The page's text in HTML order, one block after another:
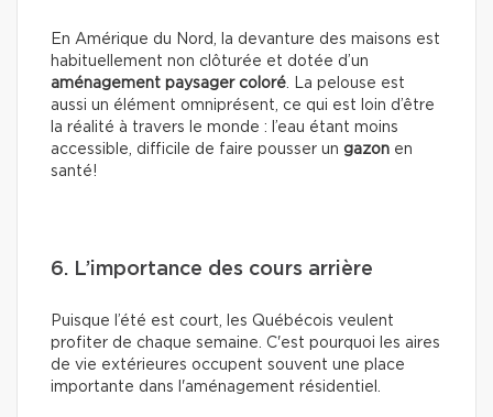
En Amérique du Nord, la devanture des maisons est
habituellement non clôturée et dotée d’un
aménagement paysager coloré. La pelouse est
aussi un élément omniprésent, ce qui est loin d’être
la réalité à travers le monde : l’eau étant moins
accessible, difficile de faire pousser un gazon en
santé!
6. L’importance des cours arrière
Puisque l’été est court, les Québécois veulent
profiter de chaque semaine. C'est pourquoi les aires
de vie extérieures occupent souvent une place
importante dans l'aménagement résidentiel.